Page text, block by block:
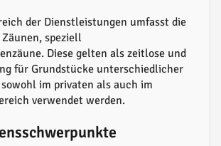
der Dienstleistungen umfasst die
speziell
Diese gelten als zeitlose und
für Grundstücke unterschiedlicher
im privaten als auch im
verwendet werden.